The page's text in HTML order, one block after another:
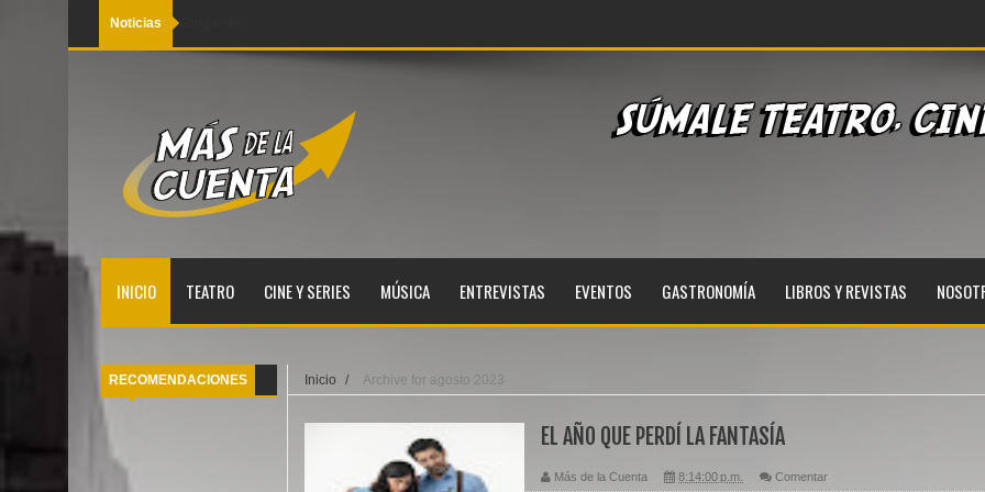
Noticias
INICIO TEATRO CINE Y SERIES MÚSICA ENTREVISTAS EVENTOS GASTRONOMÍA LIBROS Y REVISTAS
RECOMENDACIONES Inicio / Archive for agosto 2023
EL AÑO QUE PERDÍ LA FANTASÍA
Más de la Cuenta 8:14:00 p.m. Comentar